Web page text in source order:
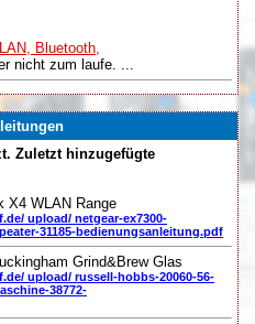
Bluetooth,
nicht zum laufe. ...
Zuletzt hinzugefügte
X4 WLAN Range
upload/ netgear-ex7300-
31185-bedienungsanleitung.pdf
Grind&Brew Glas
upload/ russell-hobbs-20060-56-
38772-